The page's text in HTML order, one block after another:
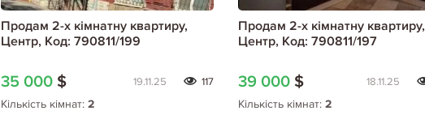
Продам 2-х кімнатну квартиру,
Центр, Код: 790811/199
35 000 $ 19.11.25 117
Кількість кімнат: 2
Продам 2-х кімнатну квартиру,
Центр, Код: 790811/197
39 000 $ 18.11.25
Кількість кімнат: 2